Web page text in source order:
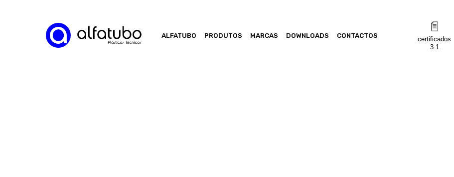
ALFATUBO PRODUTOS MARCAS DOWNLOADS CONTACTOS
certificados
3.1